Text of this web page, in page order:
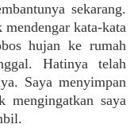
sekarang.
kata-kata
hujan ke rumah
Hatinya telah
Saya menyimpan
mengingatkan saya